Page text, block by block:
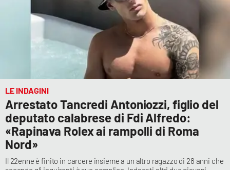
NETWORK
Lactv.it
Laconair.it
Lacitymag.it
LE INDAGINI
Arrestato Tancredi Antoniozzi, figlio del
deputato calabrese di Fdi Alfredo:
«Rapinava Rolex ai rampolli di Roma
Nord»
Il 22enne è finito in carcere insieme a un altro ragazzo di 28 anni che